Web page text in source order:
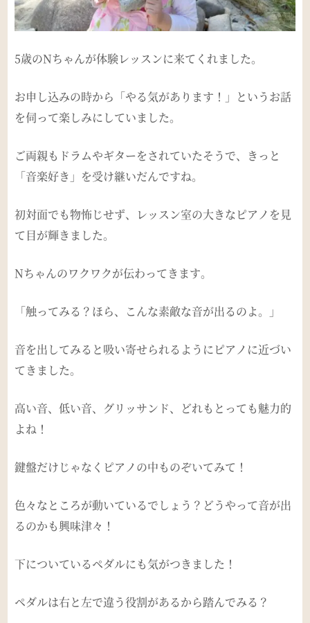
5歳のNちゃんが体験レッスンに来てくれました。
お申し込みの時から「やる気があります！」というお話
を伺って楽しみにしていました。
ご両親もドラムやギターをされていたそうで、きっと
「音楽好き」を受け継いだんですね。
初対面でも物怖じせず、レッスン室の大きなピアノを見
て目が輝きました。
Nちゃんのワクワクが伝わってきます。
「触ってみる？ほら、こんな素敵な音が出るのよ。」
音を出してみると吸い寄せられるようにピアノに近づい
てきました。
高い音、低い音、グリッサンド、どれもとっても魅力的
よね！
鍵盤だけじゃなくピアノの中ものぞいてみて！
色々なところが動いているでしょう？どうやって音が出
るのかも興味津々！
下についているペダルにも気がつきました！
ペダルは右と左で違う役割があるから踏んでみる？